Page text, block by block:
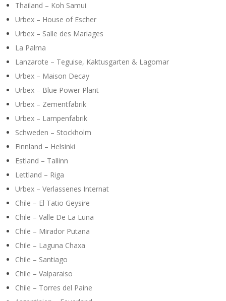
Thailand – Koh Samui
Urbex – House of Escher
Urbex – Salle des Mariages
La Palma
Lanzarote – Teguise, Kaktusgarten & Lagomar
Urbex – Maison Decay
Urbex – Blue Power Plant
Urbex – Zementfabrik
Urbex – Lampenfabrik
Schweden – Stockholm
Finnland – Helsinki
Estland – Tallinn
Lettland – Riga
Urbex – Verlassenes Internat
Chile – El Tatio Geysire
Chile – Valle De La Luna
Chile – Mirador Putana
Chile – Laguna Chaxa
Chile – Santiago
Chile – Valparaiso
Chile – Torres del Paine